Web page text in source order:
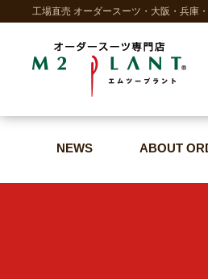
工場直売 オーダースーツ・大阪・兵庫
NEWS ABOUT
NEWS ABOUT